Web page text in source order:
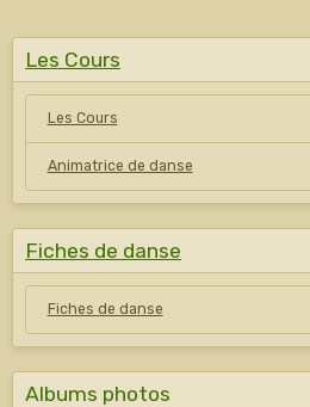
Les Cours
Les Cours
Animatrice de danse
Fiches de danse
Fiches de danse
Albums photos